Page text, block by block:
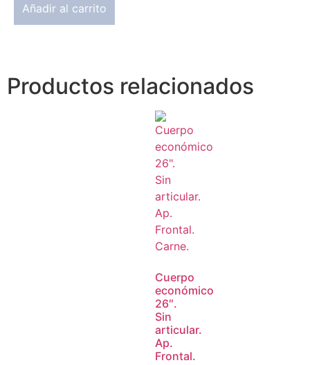
Añadir al carrito
Productos relacionados
Cuerpo
económico
26″.
Sin
articular.
Ap.
Frontal.